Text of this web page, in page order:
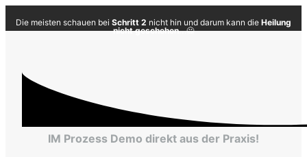
Die meisten schauen bei Schritt 2 nicht hin und darum kann die Heilung
nicht geschehen...🙅
IM Prozess Demo direkt aus der Praxis!